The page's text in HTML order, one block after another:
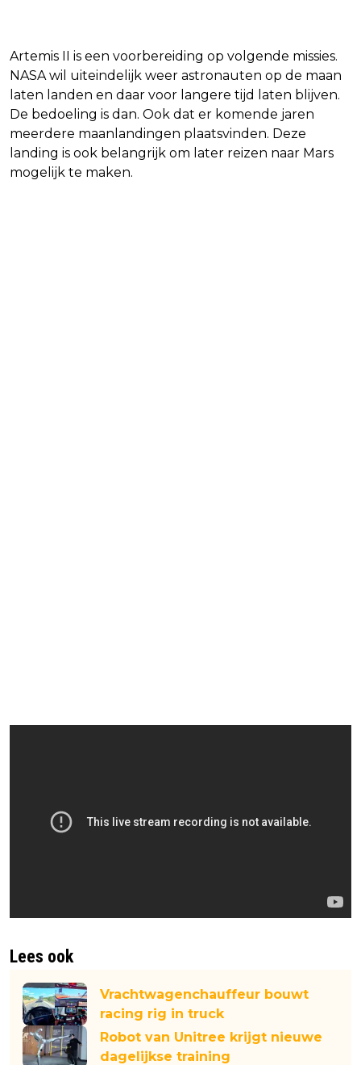
Artemis II is een voorbereiding op volgende missies.
NASA wil uiteindelijk weer astronauten op de maan
laten landen en daar voor langere tijd laten blijven.
De bedoeling is dan. Ook dat er komende jaren
meerdere maanlandingen plaatsvinden. Deze
landing is ook belangrijk om later reizen naar Mars
mogelijk te maken.
Lees ook
Vrachtwagenchauffeur bouwt
racing rig in truck
Robot van Unitree krijgt nieuwe
dagelijkse training